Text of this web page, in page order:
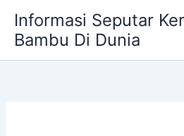
content
Informasi Seputar
Bambu Di Dunia